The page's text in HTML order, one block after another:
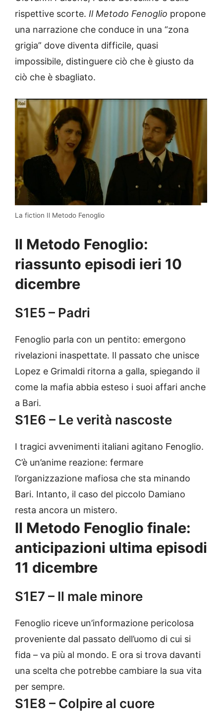
rispettive scorte. Il Metodo Fenoglio propone
una narrazione che conduce in una “zona
grigia” dove diventa difficile, quasi
impossibile, distinguere ciò che è giusto da
ciò che è sbagliato.
La fiction Il Metodo Fenoglio
Il Metodo Fenoglio:
riassunto episodi ieri 10
dicembre
S1E5 – Padri
Fenoglio parla con un pentito: emergono
rivelazioni inaspettate. Il passato che unisce
Lopez e Grimaldi ritorna a galla, spiegando il
come la mafia abbia esteso i suoi affari anche
a Bari.
S1E6 – Le verità nascoste
I tragici avvenimenti italiani agitano Fenoglio.
C’è un’anime reazione: fermare
l’organizzazione mafiosa che sta minando
Bari. Intanto, il caso del piccolo Damiano
resta ancora un mistero.
Il Metodo Fenoglio finale:
anticipazioni ultima episodi
11 dicembre
S1E7 – Il male minore
Fenoglio riceve un’informazione pericolosa
proveniente dal passato dell’uomo di cui si
fida – va più al mondo. E ora si trova davanti
una scelta che potrebbe cambiare la sua vita
per sempre.
S1E8 – Colpire al cuore